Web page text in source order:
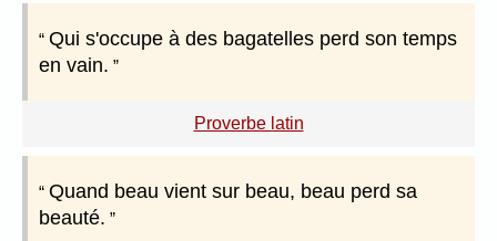
Qui s'occupe à des bagatelles perd son temps
en vain.
Proverbe latin
Quand beau vient sur beau, beau perd sa
beauté.